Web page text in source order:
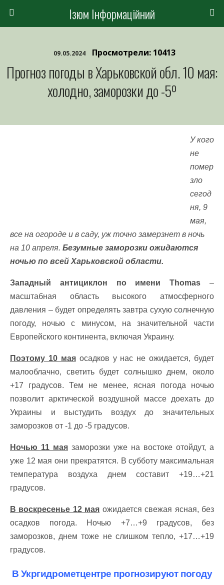
Ізюм Інформаційний
09.05.2024 Просмотрели: 10413
Прогноз погоды в Харьковской обл. 10 мая:
холодно, заморозки до -5º
У кого
не
помер
зло
сегод
ня, 9
мая,
все на огороде и в саду, уж точно замерзнет в ночь
на 10 апреля. Безумные заморозки ожидаются
ночью по всей Харьковской области.
Западный антициклон по имени Thomas –
масштабная область высокого атмосферного
давления – будет определять завтра сухую солнечную
погоду, ночью с минусом, на значительной части
Европейского континента, включая Украину.
Поэтому 10 маяосадков у нас не ожидается, будет
малооблачно, светить будет солнышко днем, около
+17 градусов. Тем не менее, ясная погода ночью
позволит арктической воздушной массе доехать до
Украины и выстудить воздух до значительных
заморозков от -1 до -5 градусов.
Ночью 11 мая заморозки уже на востоке отойдут, а
уже 12 мая они прекратятся. В субботу максимальная
температура воздуха днем составит +19…+21
градусов.
В воскресенье 12 мая ожидается свежая ясная, без
осадков погода. Ночью +7…+9 градусов, без
заморозков, днем тоже не слишком тепло, +17…+19
градусов.
В Укргидрометцентре прогнозируют погоду